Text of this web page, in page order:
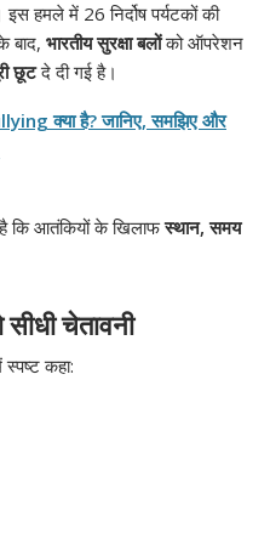
हमले में 26 निर्दोष पर्यटकों की
बाद, भारतीय सुरक्षा बलोंको ऑपरेशन
छूटदे दी गई है।
क्या है? जानिए, समझिए और
कि आतंकियों के खिलाफस्थान, समय
चेतावनी
कहा: